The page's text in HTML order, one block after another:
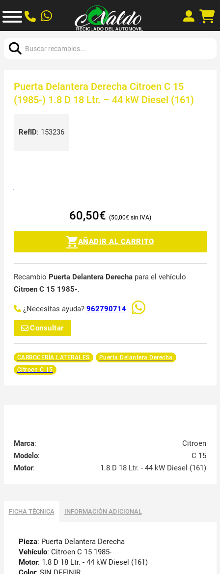
Puerta Delantera Derecha Citroen C 15
(1985-) 1.8 D 18 Ltr. – 44 kW Diesel (161)
RefID: 153236
60,50€ 50,00€
AÑADIR AL CARRITO
Recambio Puerta Delantera Derechapara el vehículo
Citroen C 15 1985-.
¿Necesitas ayuda? 962790714
Consultar
CARROCERÍA LATERALES
Puerta Delantera Derecha
Citroen C 15
Marca:
Citroen
Modelo:
C 15
Motor: 1.8 D 18 Ltr. - 44 kW Diesel (161)
FICHA TÉCNICA INFORMACIÓN ADICIONAL
Pieza: Puerta Delantera Derecha
Vehículo: Citroen C 15 1985-
Motor: 1.8 D 18 Ltr. - 44 kW Diesel (161)